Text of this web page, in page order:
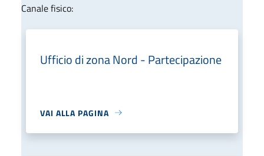
Canale fisico:
Ufficio di zona Nord - Partecipazione
VAI ALLA PAGINA